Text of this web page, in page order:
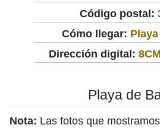
Código postal:
Cómo llegar:
Dirección digital:
Playa de
Nota: Las fotos que